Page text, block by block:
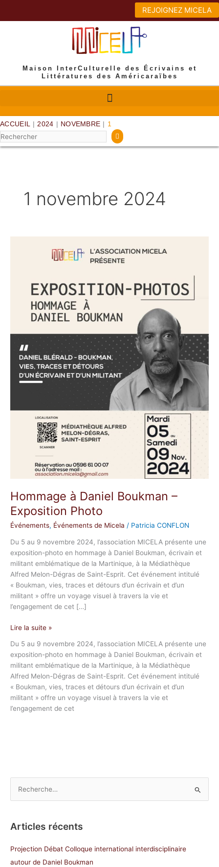
REJOIGNEZ MICELA
Maison InterCulturelle des Écrivains et
Littératures des Américaraïbes
ACCUEIL | 2024 | NOVEMBRE | 1
Rechercher
1 novembre 2024
Hommage à Daniel Boukman –
Exposition Photo
Événements, Événements de Micela / Patricia CONFLON
Du 5 au 9 novembre 2024, l’association MICELA présente une
exposition-photo en hommage à Daniel Boukman, écrivain et
militant emblématique de la Martinique, à la Médiathèque
Alfred Melon-Dégras de Saint-Esprit. Cet événement intitulé
« Boukman, vies, traces et détours d’un écrivain et d’un
militant » offre un voyage visuel à travers la vie et
l’engagement de cet […]
Exposition
Lire la suite »
Du 5 au 9 novembre 2024, l’association MICELA présente une
exposition-photo en hommage à Daniel Boukman, écrivain et
militant emblématique de la Martinique, à la Médiathèque
Alfred Melon-Dégras de Saint-Esprit. Cet événement intitulé
« Boukman, vies, traces et détours d’un écrivain et d’un
militant » offre un voyage visuel à travers la vie et
l’engagement de cet
h
Articles récents
Projection Débat Colloque international interdisciplinaire
autour de Daniel Boukman